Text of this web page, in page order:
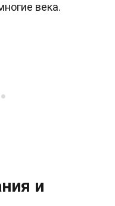
века.
и